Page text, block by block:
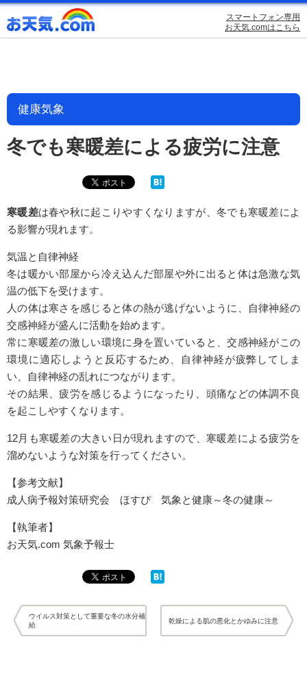
スマートフォン専用
お天気.comはこちら
健康気象
冬でも寒暖差による疲労に注意
寒暖差は春や秋に起こりやすくなりますが、冬でも寒暖差によ
る影響が現れます。
気温と自律神経
冬は暖かい部屋から冷え込んだ部屋や外に出ると体は急激な気
温の低下を受けます。
人の体は寒さを感じると体の熱が逃げないように、自律神経の
交感神経が盛んに活動を始めます。
常に寒暖差の激しい環境に身を置いていると、交感神経がこの
環境に適応しようと反応するため、自律神経が疲弊してしま
い、自律神経の乱れにつながります。
その結果、疲労を感じるようになったり、頭痛などの体調不良
を起こしやすくなります。
12月も寒暖差の大きい日が現れますので、寒暖差による疲労を
溜めないような対策を行ってください。
【参考文献】
成人病予報対策研究会 ほすぴ 気象と健康～冬の健康～
【執筆者】
お天気.com 気象予報士
ウイルス対策として重要な冬の水分補
給
乾燥による肌の悪化とかゆみに注意